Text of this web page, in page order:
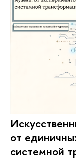
от
системной